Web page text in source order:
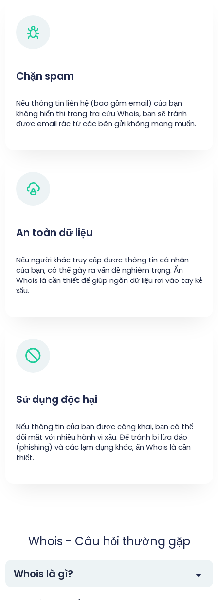
Chặn spam
Nếu thông tin liên hệ (bao gồm email) của bạn
không hiển thị trong tra cứu Whois, bạn sẽ tránh
được email rác từ các bên gửi không mong muốn.
An toàn dữ liệu
Nếu người khác truy cập được thông tin cá nhân
của bạn, có thể gây ra vấn đề nghiêm trọng. Ẩn
Whois là cần thiết để giúp ngăn dữ liệu rơi vào tay kẻ
xấu.
Sử dụng độc hại
Nếu thông tin của bạn được công khai, bạn có thể
đối mặt với nhiều hành vi xấu. Để tránh bị lừa đảo
(phishing) và các lạm dụng khác, ẩn Whois là cần
thiết.
Whois - Câu hỏi thường gặp
Whois là gì?